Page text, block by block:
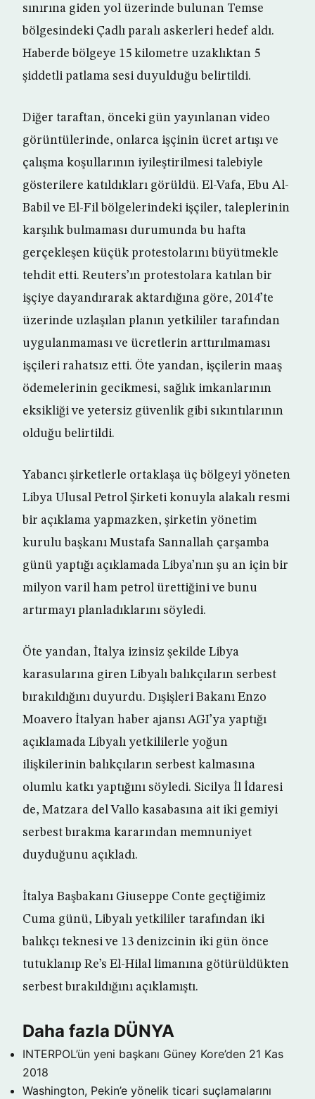
sınırına giden yol üzerinde bulunan Temse
bölgesindeki Çadlı paralı askerleri hedef aldı.
Haberde bölgeye 15 kilometre uzaklıktan 5
şiddetli patlama sesi duyulduğu belirtildi.
Diğer taraftan, önceki gün yayınlanan video
görüntülerinde, onlarca işçinin ücret artışı ve
çalışma koşullarının iyileştirilmesi talebiyle
gösterilere katıldıkları görüldü. El-Vafa, Ebu Al-
Babil ve El-Fil bölgelerindeki işçiler, taleplerinin
karşılık bulmaması durumunda bu hafta
gerçekleşen küçük protestolarını büyütmekle
tehdit etti. Reuters’ın protestolara katılan bir
işçiye dayandırarak aktardığına göre, 2014’te
üzerinde uzlaşılan planın yetkililer tarafından
uygulanmaması ve ücretlerin arttırılmaması
işçileri rahatsız etti. Öte yandan, işçilerin maaş
ödemelerinin gecikmesi, sağlık imkanlarının
eksikliği ve yetersiz güvenlik gibi sıkıntılarının
olduğu belirtildi.
Yabancı şirketlerle ortaklaşa üç bölgeyi yöneten
Libya Ulusal Petrol Şirketi konuyla alakalı resmi
bir açıklama yapmazken, şirketin yönetim
kurulu başkanı Mustafa Sannallah çarşamba
günü yaptığı açıklamada Libya’nın şu an için bir
milyon varil ham petrol ürettiğini ve bunu
artırmayı planladıklarını söyledi.
Öte yandan, İtalya izinsiz şekilde Libya
karasularına giren Libyalı balıkçıların serbest
bırakıldığını duyurdu. Dışişleri Bakanı Enzo
Moavero İtalyan haber ajansı AGI’ya yaptığı
açıklamada Libyalı yetkililerle yoğun
ilişkilerinin balıkçıların serbest kalmasına
olumlu katkı yaptığını söyledi. Sicilya İl İdaresi
de, Matzara del Vallo kasabasına ait iki gemiyi
serbest bırakma kararından memnuniyet
duyduğunu açıkladı.
İtalya Başbakanı Giuseppe Conte geçtiğimiz
Cuma günü, Libyalı yetkililer tarafından iki
balıkçı teknesi ve 13 denizcinin iki gün önce
tutuklanıp Re’s El-Hilal limanına götürüldükten
serbest bırakıldığını açıklamıştı.
Daha fazla DÜNYA
INTERPOL’ün yeni başkanı Güney Kore’den 21 Kas
2018
Washington, Pekin’e yönelik ticari suçlamalarını